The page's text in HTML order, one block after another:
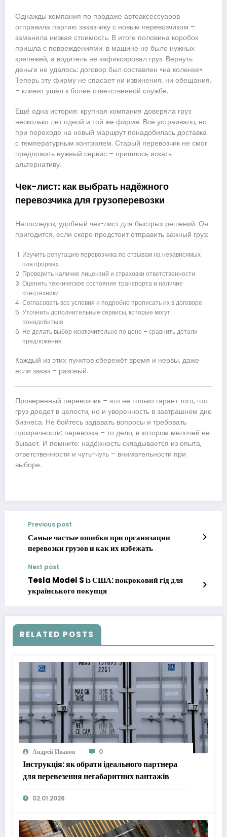
Однажды компания по продаже автоаксессуаров
отправила партию заказчику с новым перевозчиком –
заманила низкая стоимость. В итоге половина коробок
пришла с повреждениями: в машине не было нужных
крепежей, а водитель не зафиксировал груз. Вернуть
деньги не удалось: договор был составлен «на коленке».
Теперь эту фирму не спасает ни извинения, ни обещания,
– клиент ушёл к более ответственной службе.
Ещё одна история: крупная компания доверяла груз
несколько лет одной и той же фирме. Всё устраивало, но
при переходе на новый маршрут понадобилась доставка
с температурным контролем. Старый перевозчик не смог
предложить нужный сервис – пришлось искать
альтернативу.
Чек-лист: как выбрать надёжного
перевозчика для грузоперевозки
Напоследок, удобный чек-лист для быстрых решений. Он
пригодится, если скоро предстоит отправить важный груз:
Изучить репутацию перевозчика по отзывам на независимых
платформах.
Проверить наличие лицензий и страховки ответственности.
Оценить техническое состояние транспорта и наличие
спецтехники.
Согласовать все условия и подробно прописать их в договоре.
Уточнить дополнительные сервисы, которые могут
понадобиться.
Не делать выбор исключительно по цене – сравнить детали
предложения.
Каждый из этих пунктов сбережёт время и нервы, даже
если заказ – разовый.
Проверенный перевозчик – это не только гарант того, что
груз доедет в целости, но и уверенность в завтрашнем дне
бизнеса. Не бойтесь задавать вопросы и требовать
прозрачности: перевозка – то дело, в котором мелочей не
бывает. И помните: надёжность складывается из опыта,
ответственности и чуть-чуть – внимательности при
выборе.
Previous post
Самые частые ошибки при организации
перевозки грузов и как их избежать
Next post
Tesla Model S із США: покроковий гід для
українського покупця
RELATED POSTS
Андрей Иванов 0
Інструкція: як обрати ідеального партнера
для перевезення негабаритних вантажів
02.01.2026